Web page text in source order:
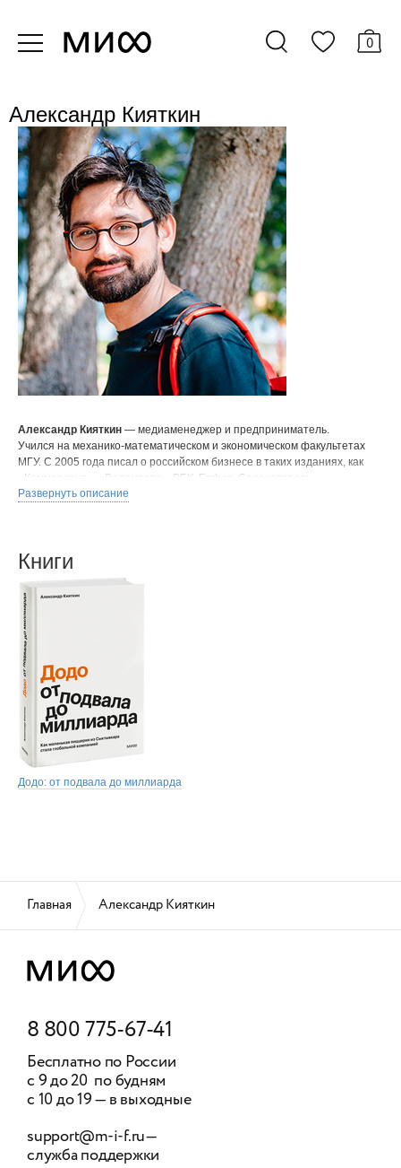
0
Александр Кияткин
Александр Кияткин — медиаменеджер и предприниматель.
Учился на механико-математическом и экономическом факультетах
МГУ. С 2005 года писал о российском бизнесе в таких изданиях, как
«Коммерсант», «Ведомости», РБК, Forbes. Сооснователь
маркетинговых агентств Ornament и Nativa.
Развернуть описание
Книги
Додо: от подвала до миллиарда
Главная Александр Кияткин
8 800 775-67-41
Бесплатно по России
с 9 до 20 по будням
с 10 до 19 — в выходные
support@m-i-f.ru—
служба поддержки